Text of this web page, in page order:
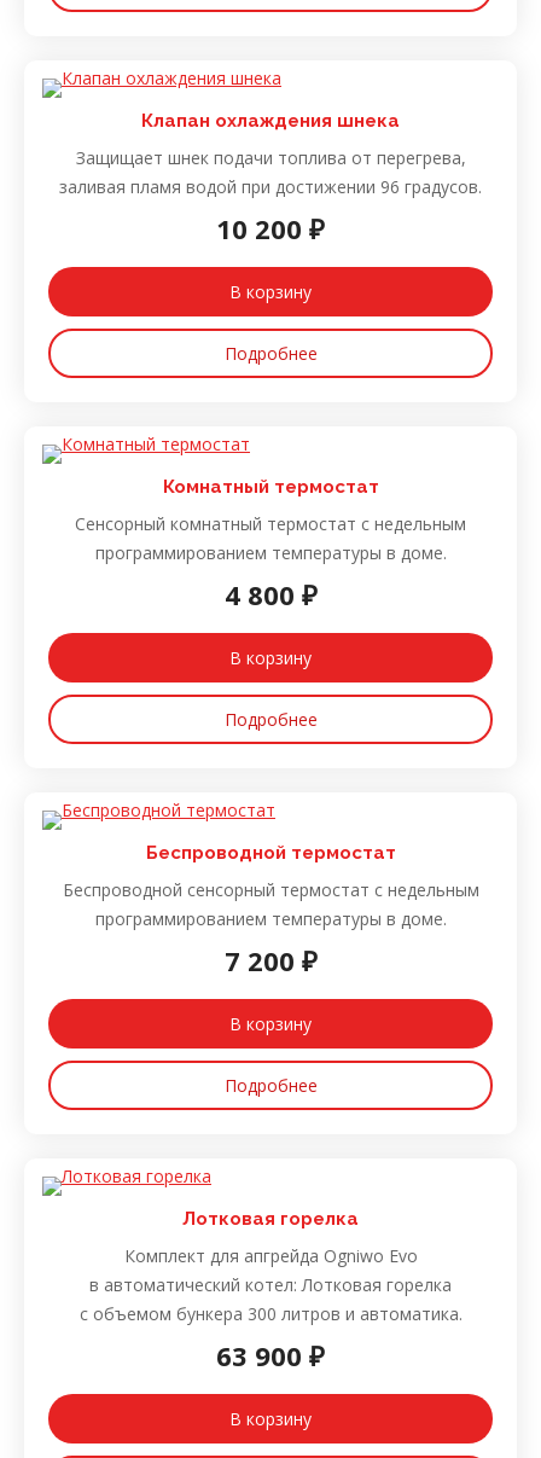
Клапан охлаждения шнека
Защищает шнек подачи топлива от перегрева,
заливая пламя водой при достижении 96 градусов.
10 200 ₽
В корзину
Подробнее
Комнатный термостат
Сенсорный комнатный термостат с недельным
программированием температуры в доме.
4 800 ₽
В корзину
Подробнее
Беспроводной термостат
Беспроводной сенсорный термостат с недельным
программированием температуры в доме.
7 200 ₽
В корзину
Подробнее
Лотковая горелка
Комплект для апгрейда Ogniwo Evo
в автоматический котел: Лотковая горелка
с объемом бункера 300 литров и автоматика.
63 900 ₽
В корзину